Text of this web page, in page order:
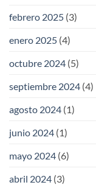
febrero 2025 (3)
enero 2025 (4)
octubre 2024 (5)
septiembre 2024 (4)
agosto 2024 (1)
junio 2024 (1)
mayo 2024 (6)
abril 2024 (3)